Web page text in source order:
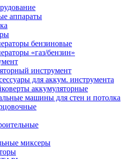
аппараты
бензиновые
«газ/бензин»
инструмент
для аккум. инструмента
аккумуляторные
машины для стен и потолка
миксеры